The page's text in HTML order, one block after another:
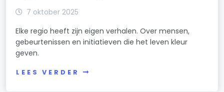
7 oktober 2025
Elke regio heeft zijn eigen verhalen. Over mensen,
gebeurtenissen en initiatieven die het leven kleur
geven.
LEES VERDER